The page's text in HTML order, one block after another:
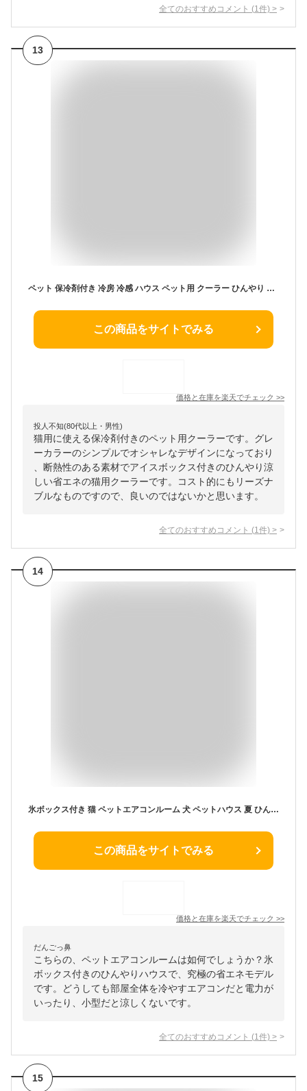
全てのおすすめコメント (1 件) >
13
ペット 保冷剤付き 冷房 冷感 ハウス ペット用 クーラー ひんやり 夏 ペットハウス 犬 ペットエアコンルーム 猫 氷ボックス付き
この商品をサイトでみる
価格と在庫を楽天でチェック >>
投人不知(80代以上・男性)
猫用に使える保冷剤付きのペット用クーラーです。グレ
ーカラーのシンプルでオシャレなデザインになっており
、断熱性のある素材でアイスボックス付きのひんやり涼
しい省エネの猫用クーラーです。コスト的にもリーズナ
ブルなものですので、良いのではないかと思います。
全てのおすすめコメント (1 件) >
14
氷ボックス付き 猫 ペットエアコンルーム 犬 ペットハウス 夏 ひんやり クーラー ペット用 ハウス 冷感 冷房 保冷剤付き ペットベッド 夏 犬ハウス 猫ハウス 保冷 ペットベッド ベッド 犬ベッド ペット用ハウス クール 涼感 犬小屋 猫小屋 節電 省エネ
この商品をサイトでみる
価格と在庫を楽天でチェック >>
だんごっ鼻
こちらの、ペットエアコンルームは如何でしょうか？氷
ボックス付きのひんやりハウスで、究極の省エネモデル
です。どうしても部屋全体を冷やすエアコンだと電力が
いったり、小型だと涼しくないです。
全てのおすすめコメント (1 件) >
15